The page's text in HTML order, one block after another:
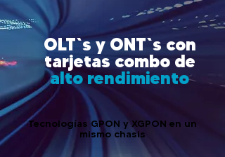
OLT`s y ONT`s con
tarjetas combo de
alto rendimiento
Tecnologías GPON y XGPON en un
mismo chasis